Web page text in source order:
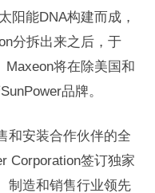
阳能DNA构建而成，
分拆出来之后，于
Maxeon将在除美国和
品牌。
和安装合作伙伴的全
Corporation签订独家
制造和销售行业领先